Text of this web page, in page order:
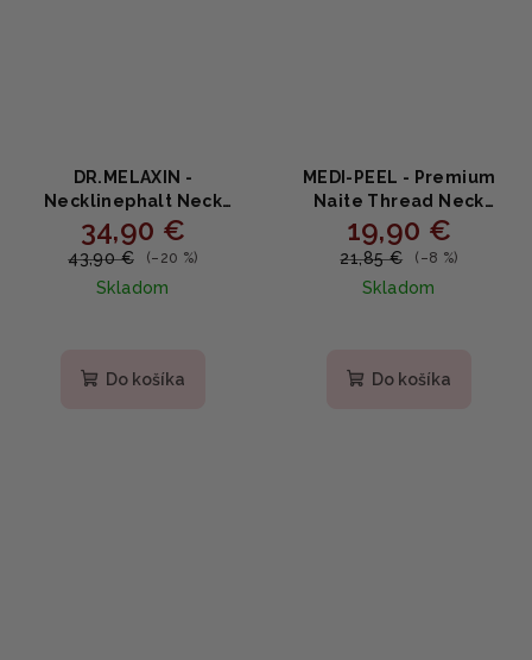
DR.MELAXIN -
Necklinephalt Neck
Cream - Spevňujúci krém
na krk s bakuchiolom,
ceramidmi a bio-
spikulami 20ml
34,90 €
43,90 € (–20 %)
Skladom
Do košíka
MEDI-PEEL - Premium
Naite Thread Neck
Cream 3.0 - Spevňujúci
krém na krk a dekolt s
kolagénom a peptidmi
100 ml
19,90 €
21,85 € (–8 %)
Skladom
produktu
Do košíka